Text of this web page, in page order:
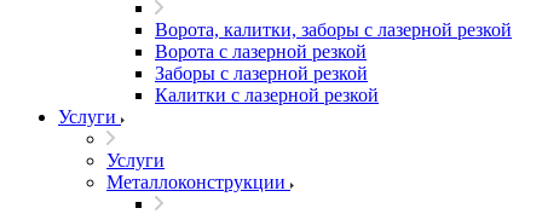
Ворота, калитки, заборы с лазерной резкой
Ворота с лазерной резкой
Заборы с лазерной резкой
Калитки с лазерной резкой
Услуги
Услуги
Металлоконструкции